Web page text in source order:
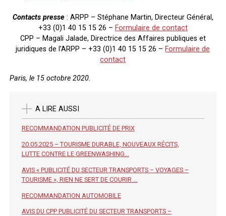
Contacts presse: ARPP – Stéphane Martin, Directeur Général,
+33 (0)1 40 15 15 26 – Formulaire de contact
CPP – Magali Jalade, Directrice des Affaires publiques et
juridiques de l’ARPP – +33 (0)1 40 15 15 26 – Formulaire de
contact
Paris, le 15 octobre 2020.
A LIRE AUSSI
RECOMMANDATION PUBLICITÉ DE PRIX
20.05.2025 – TOURISME DURABLE, NOUVEAUX RÉCITS,
LUTTE CONTRE LE GREENWASHING…
AVIS « PUBLICITÉ DU SECTEUR TRANSPORTS – VOYAGES –
TOURISME », RIEN NE SERT DE COURIR …
RECOMMANDATION AUTOMOBILE
AVIS DU CPP PUBLICITÉ DU SECTEUR TRANSPORTS –